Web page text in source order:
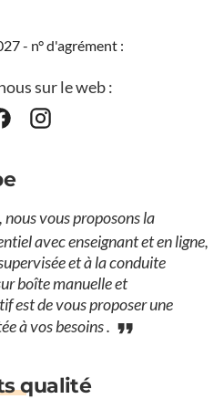
- n° d'agrément :
sur le web :
vous proposons la
avec enseignant et en ligne,
et à la conduite
boîte manuelle et
est de vous proposer une
à vos besoins .
qualité